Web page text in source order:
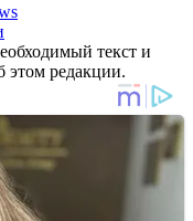
текст и
этом редакции.